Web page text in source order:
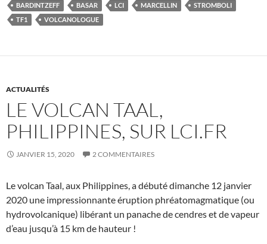
BARDINTZEFF BASAR LCI MARCELLIN
STROMBOLI
TF1
VOLCANOLOGUE
ACTUALITÉS
LE VOLCAN TAAL,
PHILIPPINES, SUR LCI.FR
JANVIER 15, 2020 2 COMMENTAIRES
Le volcan Taal, aux Philippines, a débuté dimanche 12 janvier
2020 une impressionnante éruption phréatomagmatique (ou
hydrovolcanique) libérant un panache de cendres et de vapeur
d’eau jusqu’à 15 km de hauteur !